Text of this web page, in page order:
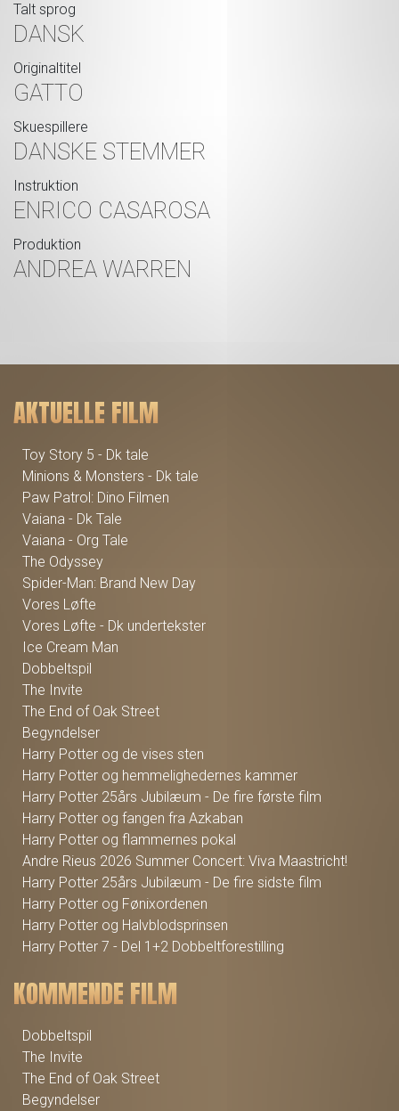
Talt sprog
DANSK
Originaltitel
GATTO
Skuespillere
DANSKE STEMMER
Instruktion
ENRICO CASAROSA
Produktion
ANDREA WARREN
AKTUELLE FILM
Toy Story 5 - Dk tale
Minions & Monsters - Dk tale
Paw Patrol: Dino Filmen
Vaiana - Dk Tale
Vaiana - Org Tale
The Odyssey
Spider-Man: Brand New Day
Vores Løfte
Vores Løfte - Dk undertekster
Ice Cream Man
Dobbeltspil
The Invite
The End of Oak Street
Begyndelser
Harry Potter og de vises sten
Harry Potter og hemmelighedernes kammer
Harry Potter 25års Jubilæum - De fire første film
Harry Potter og fangen fra Azkaban
Harry Potter og flammernes pokal
Andre Rieus 2026 Summer Concert: Viva Maastricht!
Harry Potter 25års Jubilæum - De fire sidste film
Harry Potter og Fønixordenen
Harry Potter og Halvblodsprinsen
Harry Potter 7 - Del 1+2 Dobbeltforestilling
KOMMENDE FILM
Dobbeltspil
The Invite
The End of Oak Street
Begyndelser